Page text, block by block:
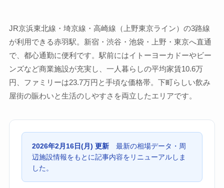
JR京浜東北線・埼京線・高崎線（上野東京ライン）の3路線
が利用できる赤羽駅。新宿・渋谷・池袋・上野・東京へ直通
で、都心通勤に便利です。駅前にはイトーヨーカドーやビー
ンズなど商業施設が充実し、一人暮らしの平均家賃10.6万
円、ファミリーは23.7万円と手頃な価格帯。下町らしい飲み
屋街の賑わいと生活のしやすさを両立したエリアです。
2026年2月16日(月) 更新最新の相場データ・周
辺施設情報をもとに記事内容をリニューアルしま
した。